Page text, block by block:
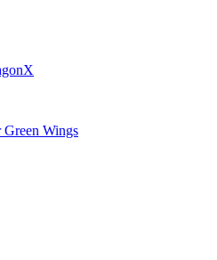
Wings